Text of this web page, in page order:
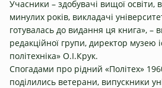
Учасники – здобувачі вищої освіти,
минулих років, викладачі
готувалась до видання ця книга», –
редакційної групи, директор музею
політехніка» О.І.Крук.
Спогадами про рідний «Політех»
поділились ветерани, випускники